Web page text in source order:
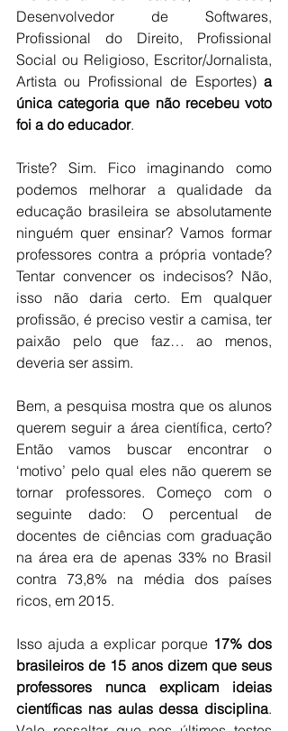
Desenvolvedor de Softwares,
Profissional do Direito, Profissional
Social ou Religioso, Escritor/Jornalista,
Artista ou Profissional de Esportes) a
única categoria que não recebeu voto
foi a do educador.
Triste? Sim. Fico imaginando como
podemos melhorar a qualidade da
educação brasileira se absolutamente
ninguém quer ensinar? Vamos formar
professores contra a própria vontade?
Tentar convencer os indecisos? Não,
isso não daria certo. Em qualquer
profissão, é preciso vestir a camisa, ter
paixão pelo que faz… ao menos,
deveria ser assim.
Bem, a pesquisa mostra que os alunos
querem seguir a área científica, certo?
Então vamos buscar encontrar o
‘motivo’ pelo qual eles não querem se
tornar professores. Começo com o
seguinte dado: O percentual de
docentes de ciências com graduação
na área era de apenas 33% no Brasil
contra 73,8% na média dos países
ricos, em 2015.
Isso ajuda a explicar porque 17% dos
brasileiros de 15 anos dizem que seus
professores nunca explicam ideias
científicas nas aulas dessa disciplina.